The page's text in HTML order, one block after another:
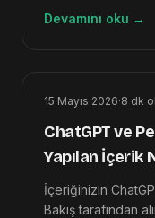
Devamını oku →
15 Mayıs 2026·8 dk
ChatGPT ve
Yapılan İçerik
İçeriğinizin
Bakış tarafından